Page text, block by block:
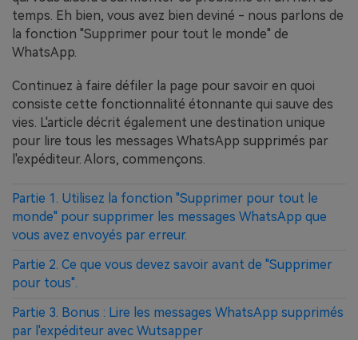
temps. Eh bien, vous avez bien deviné - nous parlons de
la fonction "Supprimer pour tout le monde" de
WhatsApp.
Continuez à faire défiler la page pour savoir en quoi
consiste cette fonctionnalité étonnante qui sauve des
vies. L'article décrit également une destination unique
pour lire tous les messages WhatsApp supprimés par
l'expéditeur. Alors, commençons.
Partie 1. Utilisez la fonction "Supprimer pour tout le
monde" pour supprimer les messages WhatsApp que
vous avez envoyés par erreur.
Partie 2. Ce que vous devez savoir avant de "Supprimer
pour tous".
Partie 3. Bonus : Lire les messages WhatsApp supprimés
par l'expéditeur avec Wutsapper